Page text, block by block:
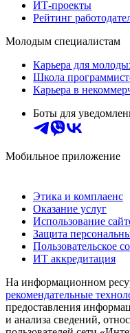
ИТ-проекты
Рейтинг
Молодым специалистам
Карьера для
Школа
Карьера в
Боты для
Мобильное приложение
Этика и комплаенс
Оказание услуг
Использование
Защита
Пользовательское
ИТ аккредитация
На информационном
рекомендательные
предоставления
и анализа сведений,